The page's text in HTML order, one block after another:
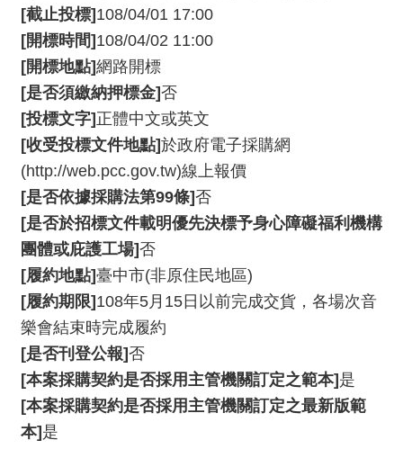
聯
絡
我
們
常
見
問
答
意
見
反
應
信
箱
網
站
導
覽
[截止投標]108/04/01 17:00
[開標時間]108/04/02 11:00
[開標地點]網路開標
[是否須繳納押標金]否
[投標文字]正體中文或英文
[收受投標文件地點]於政府電子採購網
(http://web.pcc.gov.tw)線上報價
[是否依據採購法第99條]否
[是否於招標文件載明優先決標予身心障礙福利機構
團體或庇護工場]否
[履約地點]臺中市(非原住民地區)
[履約期限]108年5月15日以前完成交貨，各場次音
樂會結束時完成履約
[是否刊登公報]否
[本案採購契約是否採用主管機關訂定之範本]是
[本案採購契約是否採用主管機關訂定之最新版範
本]是